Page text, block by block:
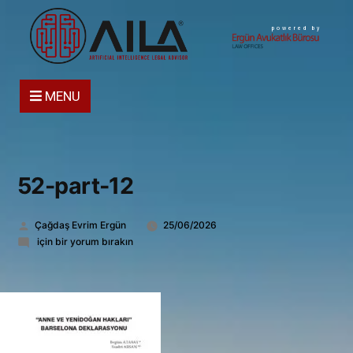
powered by
MENU
52-part-12
Gönderen:
Çağdaş Evrim Ergün
25/06/2026
52-
için bir yorum bırakın